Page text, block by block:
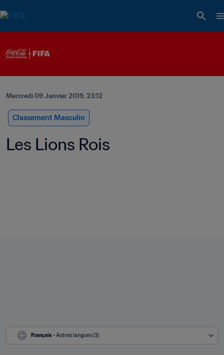
Mercredi 09 Janvier 2019, 23:12
Classement Masculin
Les Lions Rois
Français - Autres langues (3)